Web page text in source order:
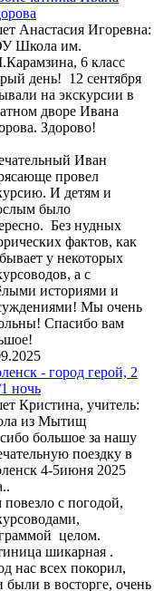
Анастасия Игоревна:
Школа им.
6 класс
день! 12 сентября
на экскурсии в
дворе Ивана
Здорово!
Иван
провел
И детям и
было
Без нудных
фактов, как
у некоторых
а с
историями и
Мы очень
Спасибо вам
- город герой, 2
ночь
Кристина, учитель:
из Мытищ
большое за нашу
поездку в
4-5июня 2025
с погодой,
целом.
шикарная .
нас всех покорил,
были в восторге, очень